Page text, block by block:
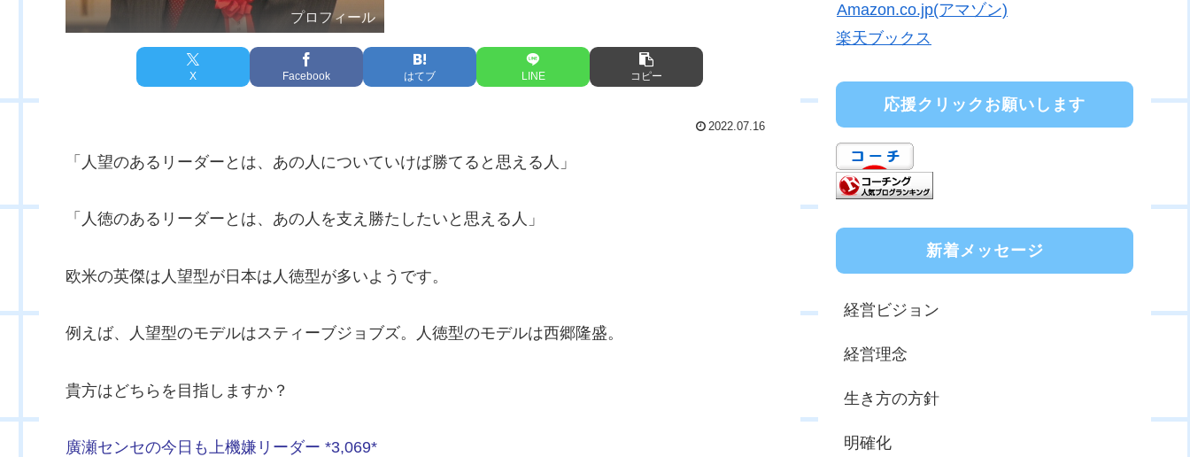
プロフィール
X Facebook はてブ LINE コピー
2022.07.16
「人望のあるリーダーとは、あの人についていけば勝てると思える人」
「人徳のあるリーダーとは、あの人を支え勝たしたいと思える人」
欧米の英傑は人望型が日本は人徳型が多いようです。
例えば、人望型のモデルはスティーブジョブズ。人徳型のモデルは西郷隆盛。
貴方はどちらを目指しますか？
廣瀬センセの今日も上機嫌リーダー *3,069*
Amazon.co.jp(アマゾン)
楽天ブックス
応援クリックお願いします
新着メッセージ
経営ビジョン
経営理念
生き方の方針
明確化